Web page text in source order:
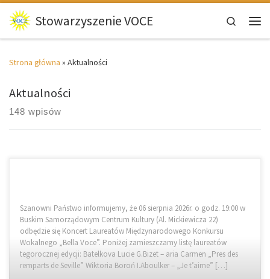
Przejdź do treści
Stowarzyszenie VOCE
Search
Strona główna » Aktualności
Aktualności
148 wpisów
Szanowni Państwo informujemy, że 06 sierpnia 2026r. o godz. 19:00 w
Buskim Samorządowym Centrum Kultury (Al. Mickiewicza 22)
odbędzie się Koncert Laureatów Międzynarodowego Konkursu
Wokalnego „Bella Voce”. Poniżej zamieszczamy listę laureatów
tegorocznej edycji: Batelkova Lucie G.Bizet – aria Carmen „Pres des
remparts de Seville” Wiktoria Boroń I.Aboulker – „Je t’aime” […]